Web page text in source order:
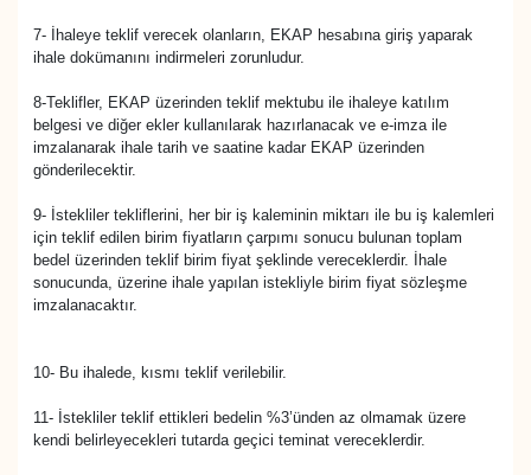
7- İhaleye teklif verecek olanların, EKAP hesabına giriş yaparak
ihale dokümanını indirmeleri zorunludur.
8-Teklifler, EKAP üzerinden teklif mektubu ile ihaleye katılım
belgesi ve diğer ekler kullanılarak hazırlanacak ve e-imza ile
imzalanarak ihale tarih ve saatine kadar EKAP üzerinden
gönderilecektir.
9- İstekliler tekliflerini, her bir iş kaleminin miktarı ile bu iş kalemleri
için teklif edilen birim fiyatların çarpımı sonucu bulunan toplam
bedel üzerinden teklif birim fiyat şeklinde vereceklerdir. İhale
sonucunda, üzerine ihale yapılan istekliyle birim fiyat sözleşme
imzalanacaktır.
10- Bu ihalede, kısmı teklif verilebilir.
11- İstekliler teklif ettikleri bedelin %3’ünden az olmamak üzere
kendi belirleyecekleri tutarda geçici teminat vereceklerdir.